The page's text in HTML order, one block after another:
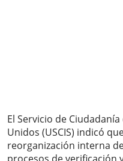
El Servicio de
Unidos (USCIS) indicó
reorganización interna